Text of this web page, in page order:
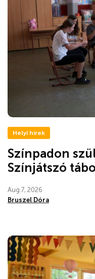
Helyi hírek
Színpadon
Színjátszó
Aug 7, 2026
Bruszel Dóra